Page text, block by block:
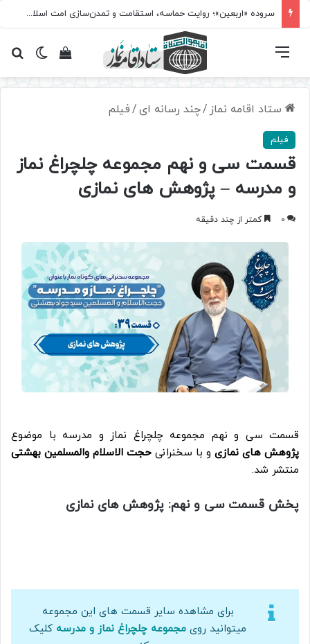
سروده‌ «اربعین»؛ روایت حماسه، استقامت و تمدن‌سازی امت اسلامی
تغییرمشاهده فهرست
ستاد اقامه نماز /چند رسانه ای/فیلم
فیلم
قسمت سی و نهم مجموعه چلچراغ نماز
و مدرسه – پژوهش های نمازی
0 کمتر از چند دقیقه
قسمت سی و نهم مجموعه چلچراغ نماز و مدرسه با موضوع
پژوهش های نمازی و با سخنرانی حجت الاسلام والمسلمین بهشتی
منتشر شد.
پخش قسمت سی و نهم: پژوهش های نمازی
برای مشاهده سایر قسمت های این مجموعه
میتوانید روی مجموعه چلچراغ نماز و مدرسه کلیک